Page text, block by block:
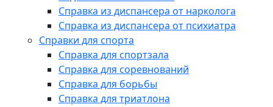
Справка из диспансера от нарколога
Справка из диспансера от психиатра
Справки для спорта
Справка для спортзала
Справка для соревнований
Справка для борьбы
Справка для триатлона